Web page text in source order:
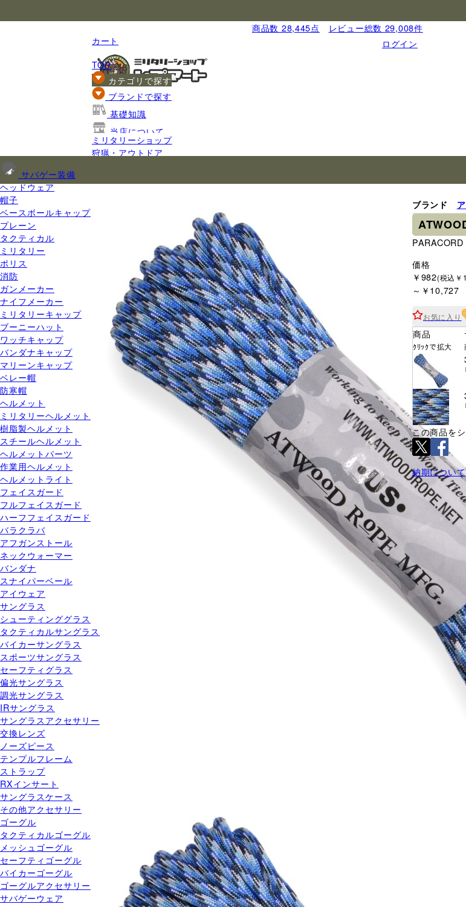
商品数 28,445点
レビュー総数 29,008件
ログイン
カート
TOP
カテゴリで探す
サバゲー装備
ヘッドウェア
帽子
ベースボールキャップ
プレーン
タクティカル
ミリタリー
ポリス
消防
ガンメーカー
ナイフメーカー
ミリタリーキャップ
ブーニーハット
ワッチキャップ
バンダナキャップ
マリーンキャップ
ベレー帽
防寒帽
ヘルメット
ミリタリーヘルメット
樹脂製ヘルメット
スチールヘルメット
ヘルメットパーツ
作業用ヘルメット
ヘルメットライト
フェイスガード
フルフェイスガード
ハーフフェイスガード
バラクラバ
アフガンストール
ネックウォーマー
バンダナ
スナイパーベール
アイウェア
サングラス
シューティンググラス
タクティカルサングラス
バイカーサングラス
スポーツサングラス
セーフティグラス
偏光サングラス
調光サングラス
IRサングラス
サングラスアクセサリー
交換レンズ
ノーズピース
テンプルフレーム
ストラップ
RXインサート
サングラスケース
その他アクセサリー
ゴーグル
タクティカルゴーグル
メッシュゴーグル
セーフティゴーグル
バイカーゴーグル
ゴーグルアクセサリー
サバゲーウェア
ブランドで探す
基礎知識
当店について
ご利用ガイド
ミリタリーショップ
狩猟・アウトドア
ブランド
価格
￥982(税込￥
～￥10,727
お気に入り
商品
ｸﾘｯｸで拡大
この商品を
納期について